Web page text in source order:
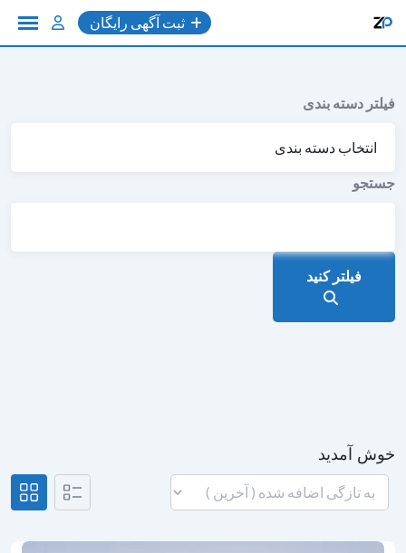
محتوا
ثبت آگهی رایگان
فیلتر دسته بندی
جستجو
فیلتر کنید
خوش آمدید